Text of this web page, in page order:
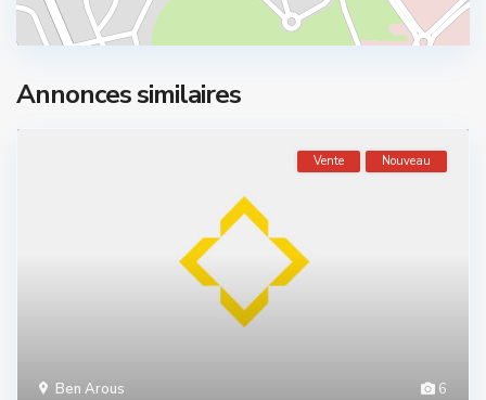
Annonces similaires
6
Ben Arous
Vente Nouveau